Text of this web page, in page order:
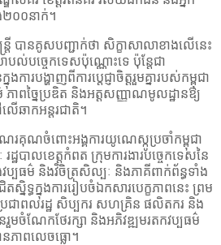
២០០នាក់។
ត្រី បានគូសបញ្ជាក់ថា សិក្ខាសាលាខាង​លើ​​នេះ
បល់បច្ចេកទេសប៉ុណ្ណោះទេ ប៉ុន្តែជា
ារបង្ហាញពីការប្តេជ្ញាចិត្តរួមគ្នារបស់កម្ពុជា
ភាពច្នៃប្រឌិត និងអត្តសញ្ញាណមូលដ្ឋានឱ្យ
ឆាកអន្តរជាតិ។
អំណរគុណចំពោះអង្គការយូណេស្កូប្រចាំកម្ពុជា
ឋបាលខេត្តកំពត ក្រុមការងារបច្ចេកទេសនៃ​
ធម៌ និងវិចិត្រសិល្បៈ និងភាគីពាក់ព័ន្ធទាំង
ធក្នុងការរៀបចំឯកសារបេក្ខភាពនេះ ព្រម
ជាពលរដ្ឋ សិប្បករ សហគ្រិន ផលិតករ និង
មចំណែកថែរក្សា និងអភិវឌ្ឍមរតកវប្បធម៌
នភាពលេចធ្លោ។